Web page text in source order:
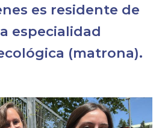
es residente de
especialidad
(matrona).